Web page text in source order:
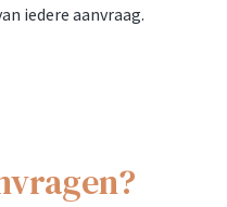
iedere aanvraag.